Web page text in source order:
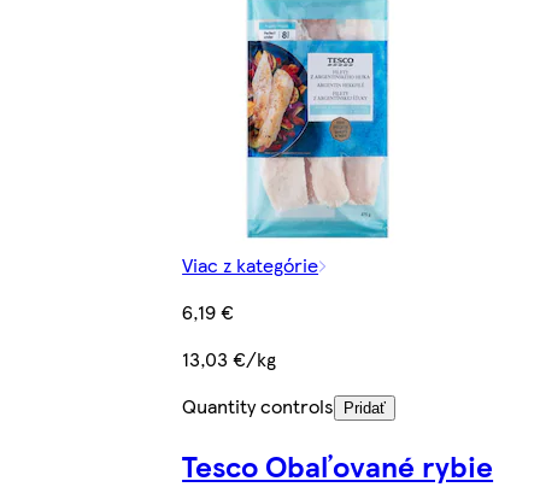
Viac z kategórie
6,19 €
13,03 €/kg
Quantity controls
Pridať
Tesco Obaľované rybie